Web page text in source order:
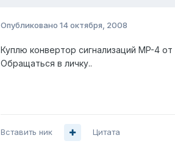
Опубликовано 14 октября, 2008
Куплю конвертор сигнализаций MP-4 от
Обращаться в личку..
Вставить ник Цитата